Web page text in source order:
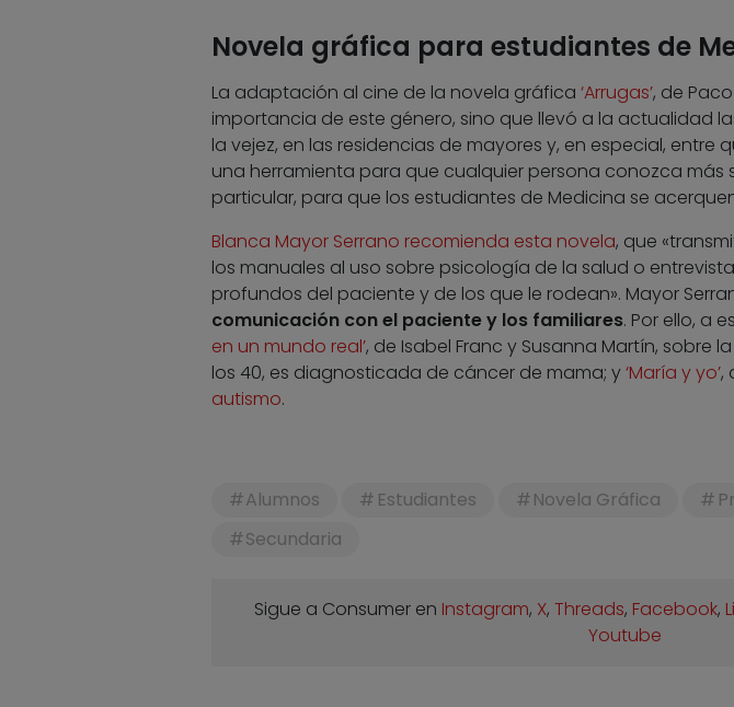
Novela gráfica para estudiantes de
La adaptación al cine de la novela gráfica ‘Arrugas’, de
importancia de este género, sino que llevó a la actualidad
la vejez, en las residencias de mayores y, en especial, entre
una herramienta para que cualquier persona conozca más
particular, para que los estudiantes de Medicina se
Blanca Mayor Serrano recomienda esta novela, que
los manuales al uso sobre psicología de la salud o
profundos del paciente y de los que le rodean». Mayor
comunicación con el paciente y los familiares. Por ello, a
en un mundo real’, de Isabel Franc y Susanna Martín, sobre
los 40, es diagnosticada de cáncer de mama; y‘María y yo’,
autismo.
Alumnos Estudiantes Novela Gráfica
Secundaria
Sigue a Consumer en Instagram, X,Threads, Facebook,
Youtube